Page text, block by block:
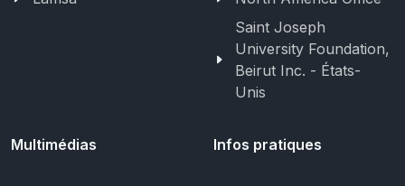
Saint Joseph
University Foundation,
Beirut Inc. - États-
Unis
Multimédias Infos pratiques